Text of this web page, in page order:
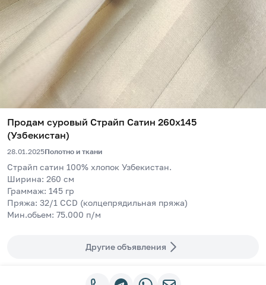
Продам суровый Страйп Сатин 260x145
(Узбекистан)
28.01.2025Полотно и ткани
Страйп сатин 100% хлопок Узбекистан.
Ширина: 260 см
Граммаж: 145 гр
Пряжа: 32/1 CCD (колцепрядильная пряжа)
Мин.обьем: 75.000 п/м
Другие объявления